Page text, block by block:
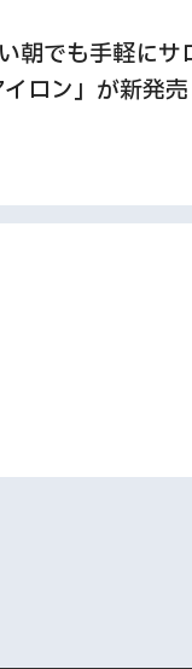
でも手軽にサ
ロン」が新発売